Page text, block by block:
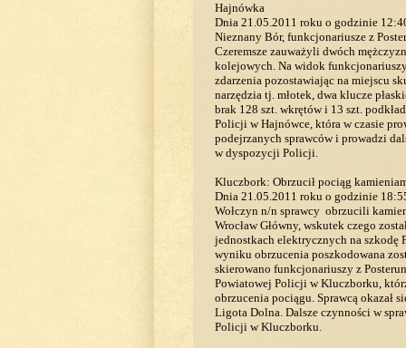
Hajnówka
Dnia 21.05.2011 roku o godzinie
Nieznany Bór, funkcjonariusze z
Czeremsze zauważyli dwóch
kolejowych. Na widok
zdarzenia pozostawiając na miejscu
narzędzia tj. młotek, dwa klucze
brak 128 szt. wkrętów i 13 szt.
Policji w Hajnówce, która w czasie
podejrzanych sprawców i prowadzi
w dyspozycji Policji.
Kluczbork: Obrzucił pociąg
Dnia 21.05.2011 roku o godzinie
Wołczyn n/n sprawcy obrzucili
Wrocław Główny, wskutek czego
jednostkach elektrycznych na szkodę
wyniku obrzucenia poszkodowana
skierowano funkcjonariuszy z
Powiatowej Policji w Kluczborku,
obrzucenia pociągu. Sprawcą okazał
Ligota Dolna. Dalsze czynności w
Policji w Kluczborku.